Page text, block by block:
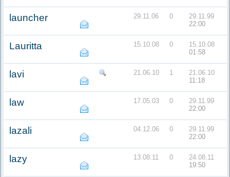
launcher 29.11.06 0
29.11.99
22:00
Lauritta 15.10.08 0
15.10.08
01:58
lavi 21.06.10 1
21.06.10
11:18
law 17.05.03 0
29.11.99
22:00
lazali 04.12.06 0
29.11.99
22:00
lazy 13.08.11 0
24.08.11
19:50